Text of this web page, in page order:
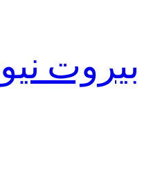
بيروت